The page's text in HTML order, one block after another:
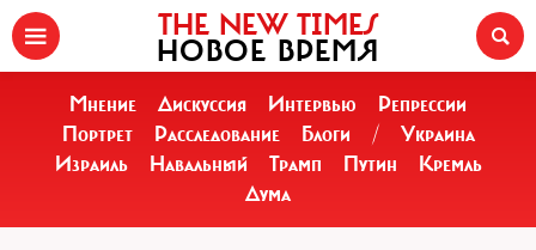
THE NEW TIMES
НОВОЕ ВРЕМЯ
Мнение Дискуссия Интервью
Репрессии
Портрет
Расследование Блоги /
Украина
Израиль
Навальный Трамп Путин
Кремль
Дума